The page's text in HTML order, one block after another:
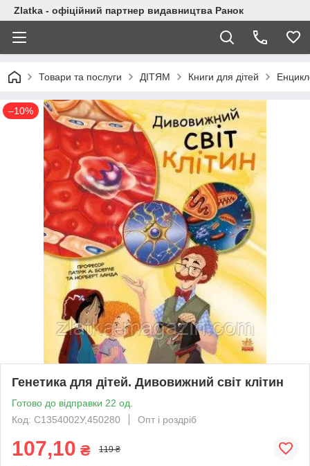
Zlatka - офіційний партнер видавництва Ранок
Товари та послуги ДІТЯМ Книги для дітей
–10%
Генетика для дітей. Дивовижний світ клітин
Готово до відправки 22 од.
Код: С1354002У,450280
Опт і роздріб
107,10 ₴ 119 ₴